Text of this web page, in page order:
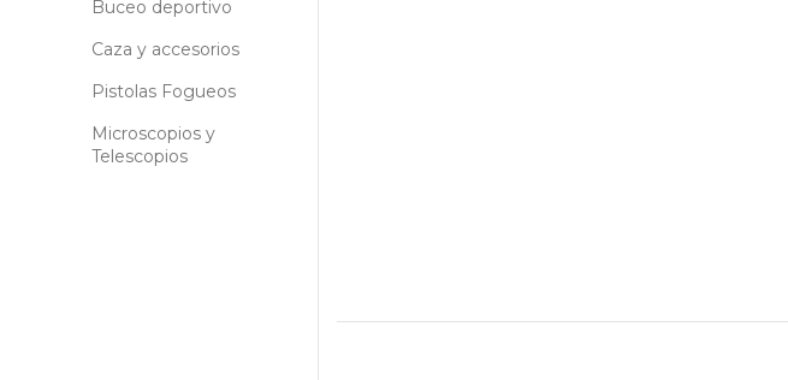
Buceo deportivo
Caza y accesorios
Pistolas Fogueos
Microscopios y
Telescopios